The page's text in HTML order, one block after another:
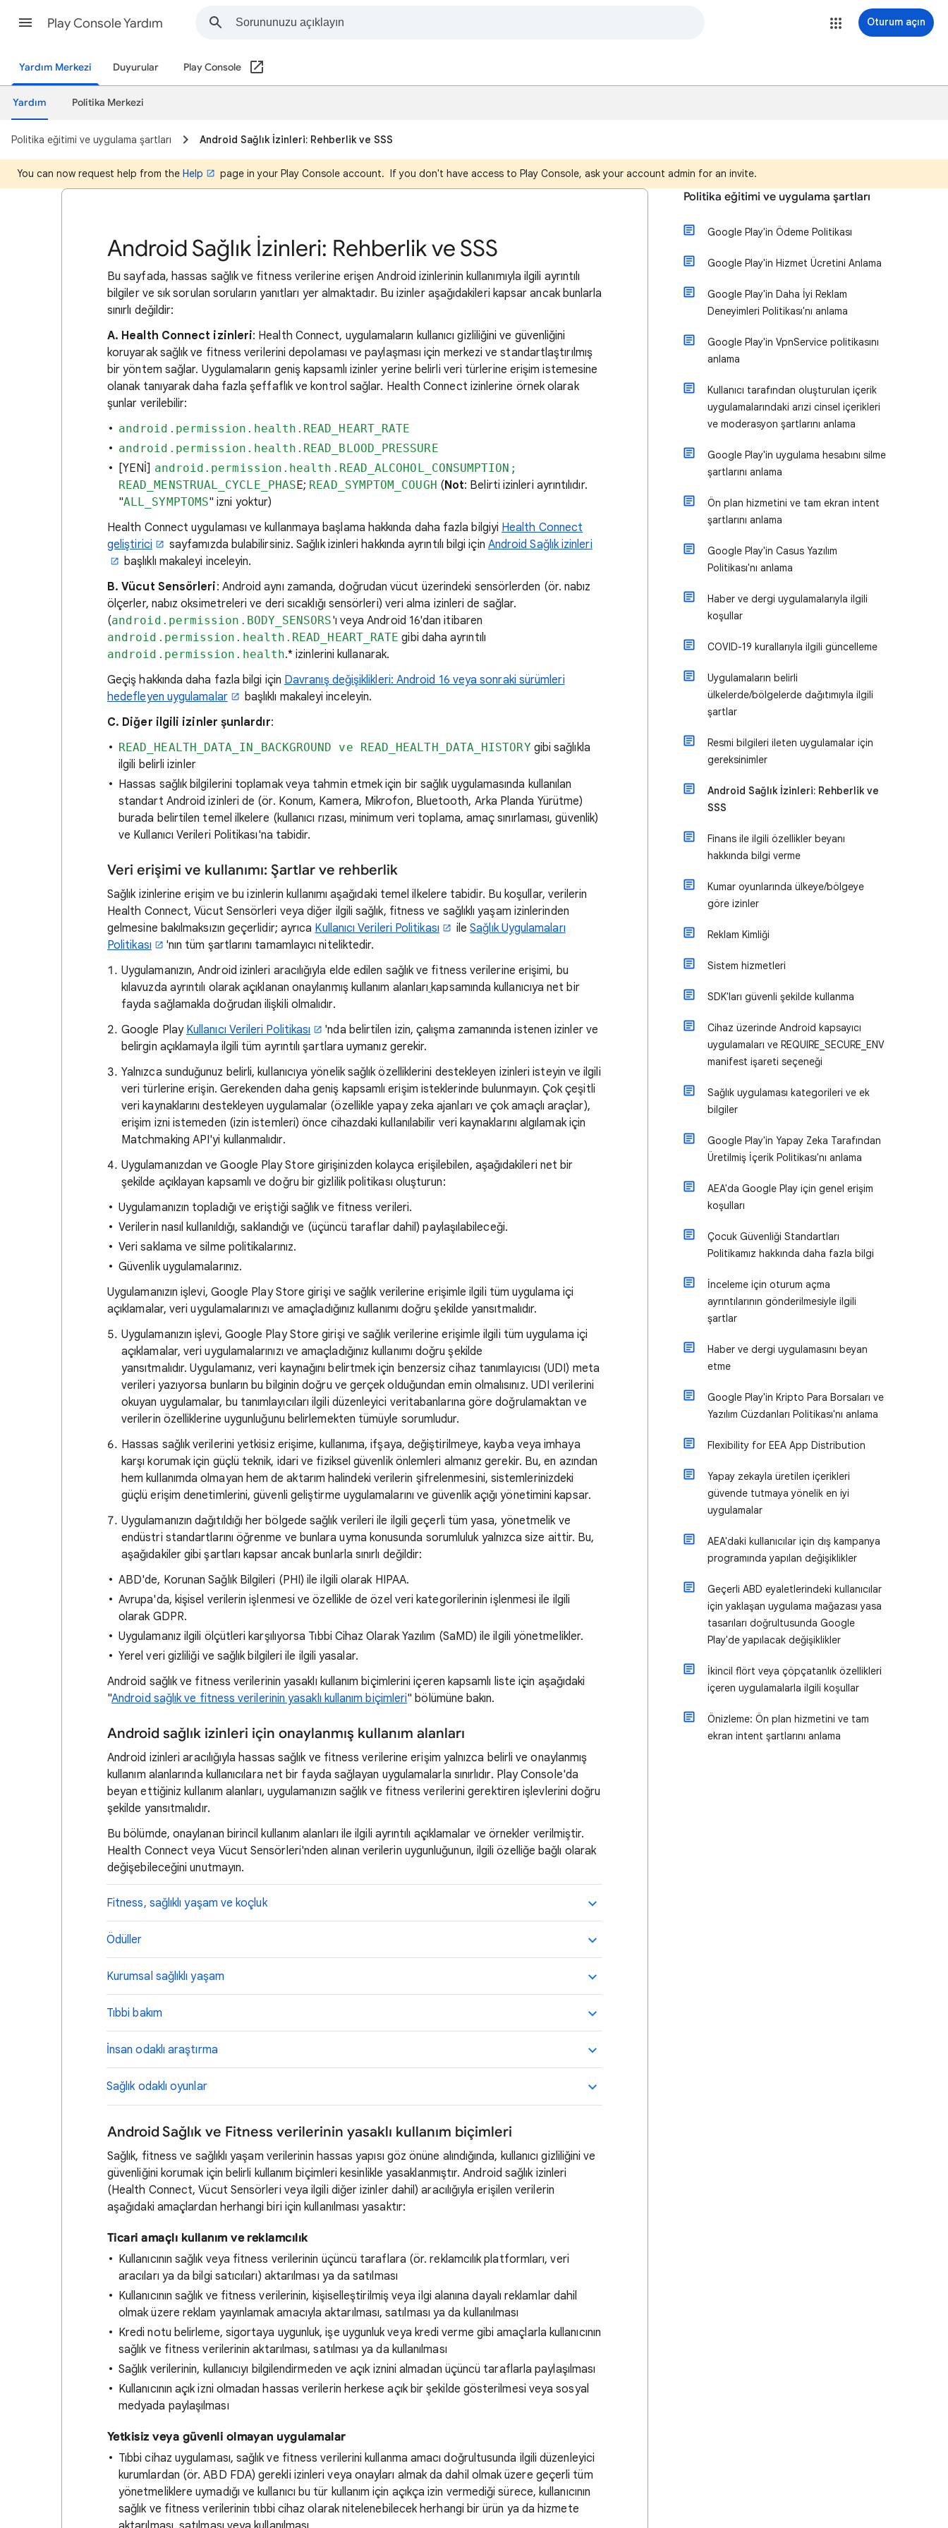
Play Console Yardım Oturum açın
Yardım Merkezi Duyurular Play Console
Yardım Politika Merkezi
Politika eğitimi ve uygulama şartları Android Sağlık İzinleri: Rehberlik ve SSS
You can now request help from the Help page in your Play Console account. If you don't have access to Play Console, ask your account admin for an invite.
Android Sağlık İzinleri: Rehberlik ve SSS
Bu sayfada, hassas sağlık ve fitness verilerine erişen Android izinlerinin kullanımıyla ilgili ayrıntılı
bilgiler ve sık sorulan soruların yanıtları yer almaktadır. Bu izinler aşağıdakileri kapsar ancak bunlarla
sınırlı değildir:
A. Health Connect izinleri: Health Connect, uygulamaların kullanıcı gizliliğini ve güvenliğini
koruyarak sağlık ve fitness verilerini depolaması ve paylaşması için merkezi ve standartlaştırılmış
bir yöntem sağlar. Uygulamaların geniş kapsamlı izinler yerine belirli veri türlerine erişim istemesine
olanak tanıyarak daha fazla şeffaflık ve kontrol sağlar. Health Connect izinlerine örnek olarak
şunlar verilebilir:
android.permission.health.READ_HEART_RATE
android.permission.health.READ_BLOOD_PRESSURE
[YENİ] android.permission.health.READ_ALCOHOL_CONSUMPTION;
READ_MENSTRUAL_CYCLE_PHASE; READ_SYMPTOM_COUGH (Not: Belirti izinleri ayrıntılıdır.
"ALL_SYMPTOMS" izni yoktur)
Health Connect uygulaması ve kullanmaya başlama hakkında daha fazla bilgiyi Health Connect
geliştirici
sayfamızda bulabilirsiniz. Sağlık izinleri hakkında ayrıntılı bilgi için Android Sağlık izinleri
başlıklı makaleyi inceleyin.
B. Vücut Sensörleri: Android aynı zamanda, doğrudan vücut üzerindeki sensörlerden (ör. nabız
ölçerler, nabız oksimetreleri ve deri sıcaklığı sensörleri) veri alma izinleri de sağlar.
(android.permission.BODY_SENSORS'ı veya Android 16'dan itibaren
android.permission.health.READ_HEART_RATE gibi daha ayrıntılı
android.permission.health.* izinlerini kullanarak.
Geçiş hakkında daha fazla bilgi için Davranış değişiklikleri: Android 16 veya sonraki sürümleri
hedefleyen uygulamalar
başlıklı makaleyi inceleyin.
C. Diğer ilgili izinler şunlardır:
READ_HEALTH_DATA_IN_BACKGROUND ve READ_HEALTH_DATA_HISTORYgibi sağlıkla
ilgili belirli izinler
Hassas sağlık bilgilerini toplamak veya tahmin etmek için bir sağlık uygulamasında kullanılan
standart Android izinleri de (ör. Konum, Kamera, Mikrofon, Bluetooth, Arka Planda Yürütme)
burada belirtilen temel ilkelere (kullanıcı rızası, minimum veri toplama, amaç sınırlaması, güvenlik)
ve Kullanıcı Verileri Politikası'na tabidir.
Veri erişimi ve kullanımı: Şartlar ve rehberlik
Sağlık izinlerine erişim ve bu izinlerin kullanımı aşağıdaki temel ilkelere tabidir. Bu koşullar, verilerin
Health Connect, Vücut Sensörleri veya diğer ilgili sağlık, fitness ve sağlıklı yaşam izinlerinden
gelmesine bakılmaksızın geçerlidir; ayrıca Kullanıcı Verileri Politikası ileSağlık Uygulamaları
Politikası
'nın tüm şartlarını tamamlayıcı niteliktedir.
Uygulamanızın, Android izinleri aracılığıyla elde edilen sağlık ve fitness verilerine erişimi, bu
kılavuzda ayrıntılı olarak açıklanan onaylanmış kullanım alanları kapsamında kullanıcıya net bir
fayda sağlamakla doğrudan ilişkili olmalıdır.
Google Play Kullanıcı Verileri Politikası
'nda belirtilen izin, çalışma zamanında istenen izinler ve
belirgin açıklamayla ilgili tüm ayrıntılı şartlara uymanız gerekir.
Yalnızca sunduğunuz belirli, kullanıcıya yönelik sağlık özelliklerini destekleyen izinleri isteyin ve ilgili
veri türlerine erişin. Gerekenden daha geniş kapsamlı erişim isteklerinde bulunmayın. Çok çeşitli
veri kaynaklarını destekleyen uygulamalar (özellikle yapay zeka ajanları ve çok amaçlı araçlar),
erişim izni istemeden (izin istemleri) önce cihazdaki kullanılabilir veri kaynaklarını algılamak için
Matchmaking API'yi kullanmalıdır.
Uygulamanızdan ve Google Play Store girişinizden kolayca erişilebilen, aşağıdakileri net bir
şekilde açıklayan kapsamlı ve doğru bir gizlilik politikası oluşturun:
Uygulamanızın topladığı ve eriştiği sağlık ve fitness verileri.
Verilerin nasıl kullanıldığı, saklandığı ve (üçüncü taraflar dahil) paylaşılabileceği.
Veri saklama ve silme politikalarınız.
Güvenlik uygulamalarınız.
Uygulamanızın işlevi, Google Play Store girişi ve sağlık verilerine erişimle ilgili tüm uygulama içi
açıklamalar, veri uygulamalarınızı ve amaçladığınız kullanımı doğru şekilde yansıtmalıdır.
Uygulamanızın işlevi, Google Play Store girişi ve sağlık verilerine erişimle ilgili tüm uygulama içi
açıklamalar, veri uygulamalarınızı ve amaçladığınız kullanımı doğru şekilde
yansıtmalıdır. Uygulamanız, veri kaynağını belirtmek için benzersiz cihaz tanımlayıcısı (UDI) meta
verileri yazıyorsa bunların bu bilginin doğru ve gerçek olduğundan emin olmalısınız. UDI verilerini
okuyan uygulamalar, bu tanımlayıcıları ilgili düzenleyici veritabanlarına göre doğrulamaktan ve
verilerin özelliklerine uygunluğunu belirlemekten tümüyle sorumludur.
Hassas sağlık verilerini yetkisiz erişime, kullanıma, ifşaya, değiştirilmeye, kayba veya imhaya
karşı korumak için güçlü teknik, idari ve fiziksel güvenlik önlemleri almanız gerekir. Bu, en azından
hem kullanımda olmayan hem de aktarım halindeki verilerin şifrelenmesini, sistemlerinizdeki
güçlü erişim denetimlerini, güvenli geliştirme uygulamalarını ve güvenlik açığı yönetimini kapsar.
Uygulamanızın dağıtıldığı her bölgede sağlık verileri ile ilgili geçerli tüm yasa, yönetmelik ve
endüstri standartlarını öğrenme ve bunlara uyma konusunda sorumluluk yalnızca size aittir. Bu,
aşağıdakiler gibi şartları kapsar ancak bunlarla sınırlı değildir:
ABD'de, Korunan Sağlık Bilgileri (PHI) ile ilgili olarak HIPAA.
Avrupa'da, kişisel verilerin işlenmesi ve özellikle de özel veri kategorilerinin işlenmesi ile ilgili
olarak GDPR.
Uygulamanız ilgili ölçütleri karşılıyorsa Tıbbi Cihaz Olarak Yazılım (SaMD) ile ilgili yönetmelikler.
Yerel veri gizliliği ve sağlık bilgileri ile ilgili yasalar.
Android sağlık ve fitness verilerinin yasaklı kullanım biçimlerini içeren kapsamlı liste için aşağıdaki
"Android sağlık ve fitness verilerinin yasaklı kullanım biçimleri" bölümüne bakın.
Android sağlık izinleri için onaylanmış kullanım alanları
Android izinleri aracılığıyla hassas sağlık ve fitness verilerine erişim yalnızca belirli ve onaylanmış
kullanım alanlarında kullanıcılara net bir fayda sağlayan uygulamalarla sınırlıdır. Play Console'da
beyan ettiğiniz kullanım alanları, uygulamanızın sağlık ve fitness verilerini gerektiren işlevlerini doğru
şekilde yansıtmalıdır.
Bu bölümde, onaylanan birincil kullanım alanları ile ilgili ayrıntılı açıklamalar ve örnekler verilmiştir.
Health Connect veya Vücut Sensörleri'nden alınan verilerin uygunluğunun, ilgili özelliğe bağlı olarak
değişebileceğini unutmayın.
Fitness, sağlıklı yaşam ve koçluk
Ödüller
Kurumsal sağlıklı yaşam
Tıbbi bakım
İnsan odaklı araştırma
Sağlık odaklı oyunlar
Android Sağlık ve Fitness verilerinin yasaklı kullanım biçimleri
Sağlık, fitness ve sağlıklı yaşam verilerinin hassas yapısı göz önüne alındığında, kullanıcı gizliliğini ve
güvenliğini korumak için belirli kullanım biçimleri kesinlikle yasaklanmıştır. Android sağlık izinleri
(Health Connect, Vücut Sensörleri veya ilgili diğer izinler dahil) aracılığıyla erişilen verilerin
aşağıdaki amaçlardan herhangi biri için kullanılması yasaktır:
Ticari amaçlı kullanım ve reklamcılık
Kullanıcının sağlık veya fitness verilerinin üçüncü taraflara (ör. reklamcılık platformları, veri
aracıları ya da bilgi satıcıları) aktarılması ya da satılması
Kullanıcının sağlık ve fitness verilerinin, kişiselleştirilmiş veya ilgi alanına dayalı reklamlar dahil
olmak üzere reklam yayınlamak amacıyla aktarılması, satılması ya da kullanılması
Kredi notu belirleme, sigortaya uygunluk, işe uygunluk veya kredi verme gibi amaçlarla kullanıcının
sağlık ve fitness verilerinin aktarılması, satılması ya da kullanılması
Sağlık verilerinin, kullanıcıyı bilgilendirmeden ve açık iznini almadan üçüncü taraflarla paylaşılması
Kullanıcının açık izni olmadan hassas verilerin herkese açık bir şekilde gösterilmesi veya sosyal
medyada paylaşılması
Yetkisiz veya güvenli olmayan uygulamalar
Tıbbi cihaz uygulaması, sağlık ve fitness verilerini kullanma amacı doğrultusunda ilgili düzenleyici
kurumlardan (ör. ABD FDA) gerekli izinleri veya onayları almak da dahil olmak üzere geçerli tüm
yönetmeliklere uymadığı ve kullanıcı bu tür kullanım için açıkça izin vermediği sürece, kullanıcının
sağlık ve fitness verilerinin tıbbi cihaz olarak nitelenebilecek herhangi bir ürün ya da hizmete
Politika eğitimi ve uygulama şartları
Google Play'in Ödeme Politikası
Google Play'in Hizmet Ücretini Anlama
Google Play'in Daha İyi Reklam
Deneyimleri Politikası'nı anlama
Google Play'in VpnService politikasını
anlama
Kullanıcı tarafından oluşturulan içerik
uygulamalarındaki arızi cinsel içerikleri
ve moderasyon şartlarını anlama
Google Play'in uygulama hesabını silme
şartlarını anlama
Ön plan hizmetini ve tam ekran intent
şartlarını anlama
Google Play'in Casus Yazılım
Politikası'nı anlama
Haber ve dergi uygulamalarıyla ilgili
koşullar
COVID-19 kurallarıyla ilgili güncelleme
Uygulamaların belirli
ülkelerde/bölgelerde dağıtımıyla ilgili
şartlar
Resmi bilgileri ileten uygulamalar için
gereksinimler
Android Sağlık İzinleri: Rehberlik ve
SSS
Finans ile ilgili özellikler beyanı
hakkında bilgi verme
Kumar oyunlarında ülkeye/bölgeye
göre izinler
Reklam Kimliği
Sistem hizmetleri
SDK'ları güvenli şekilde kullanma
Cihaz üzerinde Android kapsayıcı
uygulamaları ve REQUIRE_SECURE_ENV
manifest işareti seçeneği
Sağlık uygulaması kategorileri ve ek
bilgiler
Google Play'in Yapay Zeka Tarafından
Üretilmiş İçerik Politikası'nı anlama
AEA'da Google Play için genel erişim
koşulları
Çocuk Güvenliği Standartları
Politikamız hakkında daha fazla bilgi
İnceleme için oturum açma
ayrıntılarının gönderilmesiyle ilgili
şartlar
Haber ve dergi uygulamasını beyan
etme
Google Play'in Kripto Para Borsaları ve
Yazılım Cüzdanları Politikası'nı anlama
Flexibility for EEA App Distribution
Yapay zekayla üretilen içerikleri
güvende tutmaya yönelik en iyi
uygulamalar
AEA'daki kullanıcılar için dış kampanya
programında yapılan değişiklikler
Geçerli ABD eyaletlerindeki kullanıcılar
için yaklaşan uygulama mağazası yasa
tasarıları doğrultusunda Google
Play'de yapılacak değişiklikler
İkincil flört veya çöpçatanlık özellikleri
içeren uygulamalarla ilgili koşullar
Önizleme: Ön plan hizmetini ve tam
ekran intent şartlarını anlama